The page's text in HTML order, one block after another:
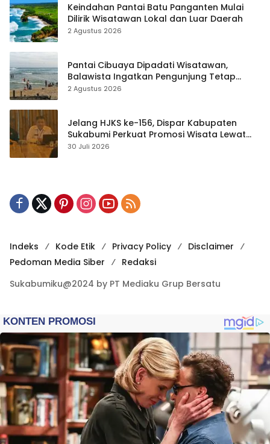
Keindahan Pantai Batu Panganten Mulai
Dilirik Wisatawan Lokal dan Luar Daerah
2 Agustus 2026
Pantai Cibuaya Dipadati Wisatawan,
Balawista Ingatkan Pengunjung Tetap
Waspada
2 Agustus 2026
Jelang HJKS ke-156, Dispar Kabupaten
Sukabumi Perkuat Promosi Wisata Lewat
Publikasi Digital
30 Juli 2026
Indeks Kode Etik Privacy Policy
Disclaimer
Pedoman Media Siber
Redaksi
Sukabumiku@2024 by PT Mediaku Grup Bersatu